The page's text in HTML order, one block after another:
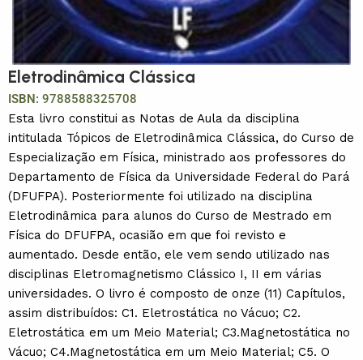
Eletrodinâmica Clássica
ISBN: 9788588325708
Esta livro constitui as Notas de Aula da disciplina
intitulada Tópicos de Eletrodinâmica Clássica, do Curso de
Especialização em Física, ministrado aos professores do
Departamento de Física da Universidade Federal do Pará
(DFUFPA). Posteriormente foi utilizado na disciplina
Eletrodinâmica para alunos do Curso de Mestrado em
Física do DFUFPA, ocasião em que foi revisto e
aumentado. Desde então, ele vem sendo utilizado nas
disciplinas Eletromagnetismo Clássico I, II em várias
universidades. O livro é composto de onze (11) Capítulos,
assim distribuídos: C1. Eletrostática no Vácuo; C2.
Eletrostática em um Meio Material; C3.Magnetostática no
Vácuo; C4.Magnetostática em um Meio Material; C5. O